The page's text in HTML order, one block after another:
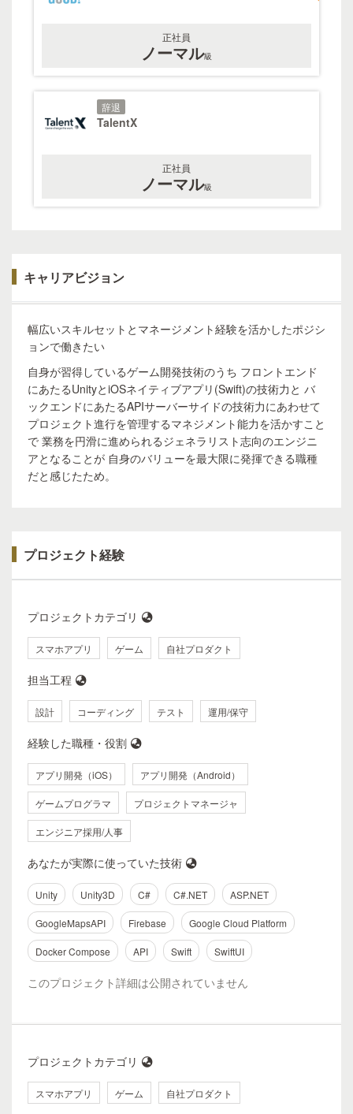
正社員
ノーマル級
辞退
TalentX
正社員
ノーマル級
キャリアビジョン
幅広いスキルセットとマネージメント経験を活かしたポジシ
ョンで働きたい
自身が習得しているゲーム開発技術のうち フロントエンド
にあたるUnityとiOSネイティブアプリ(Swift)の技術力と バ
ックエンドにあたるAPIサーバーサイドの技術力にあわせて
プロジェクト進行を管理するマネジメント能力を活かすこと
で 業務を円滑に進められるジェネラリスト志向のエンジニ
アとなることが 自身のバリューを最大限に発揮できる職種
だと感じたため。
プロジェクト経験
プロジェクトカテゴリ
スマホアプリ ゲーム 自社プロダクト
担当工程
設計 コーディング テスト 運用/保守
経験した職種・役割
アプリ開発（iOS） アプリ開発（Android）
ゲームプログラマ プロジェクトマネージャ
エンジニア採用/人事
あなたが実際に使っていた技術
Unity Unity3D C# C#.NET ASP.NET
GoogleMapsAPI Firebase Google Cloud Platform
Docker Compose API Swift SwiftUI
このプロジェクト詳細は公開されていません
プロジェクトカテゴリ
スマホアプリ ゲーム 自社プロダクト